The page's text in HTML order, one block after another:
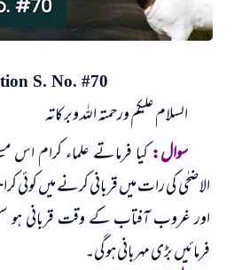
S. No. #70
السلام علیکم ورحمتہ اللہ وبرکاتہ
سوال:کیا فرماتے علماء کرام
الاضحٰی کی رات میں قربانی کرنے میں کوئی
اور غروب آفتاب کے وقت قربانی ہو
فرمائیں بڑی مہربانی ہوگی۔